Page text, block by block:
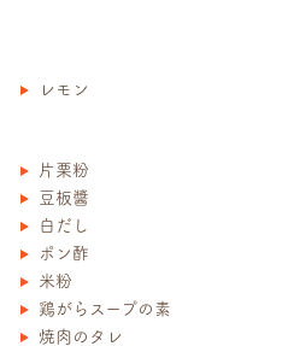
レモン
片栗粉
豆板醬
白だし
ポン酢
米粉
鶏がらスープの素
焼肉のタレ